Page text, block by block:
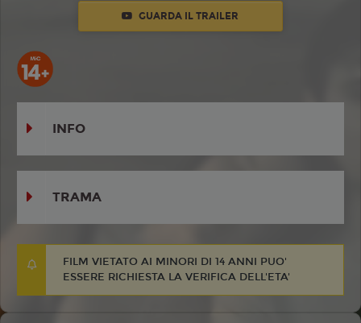
GUARDA IL TRAILER
INFO
TRAMA
FILM VIETATO AI MINORI DI 14 ANNI PUO'
ESSERE RICHIESTA LA VERIFICA DELL'ETA'